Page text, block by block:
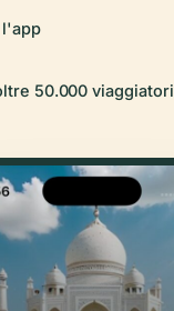
l'app
50.000 viaggiatori